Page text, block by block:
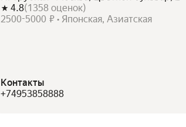
4.8(1358 оценок)
2500-5000 ₽ • Японская, Азиатская
Контакты
+74953858888